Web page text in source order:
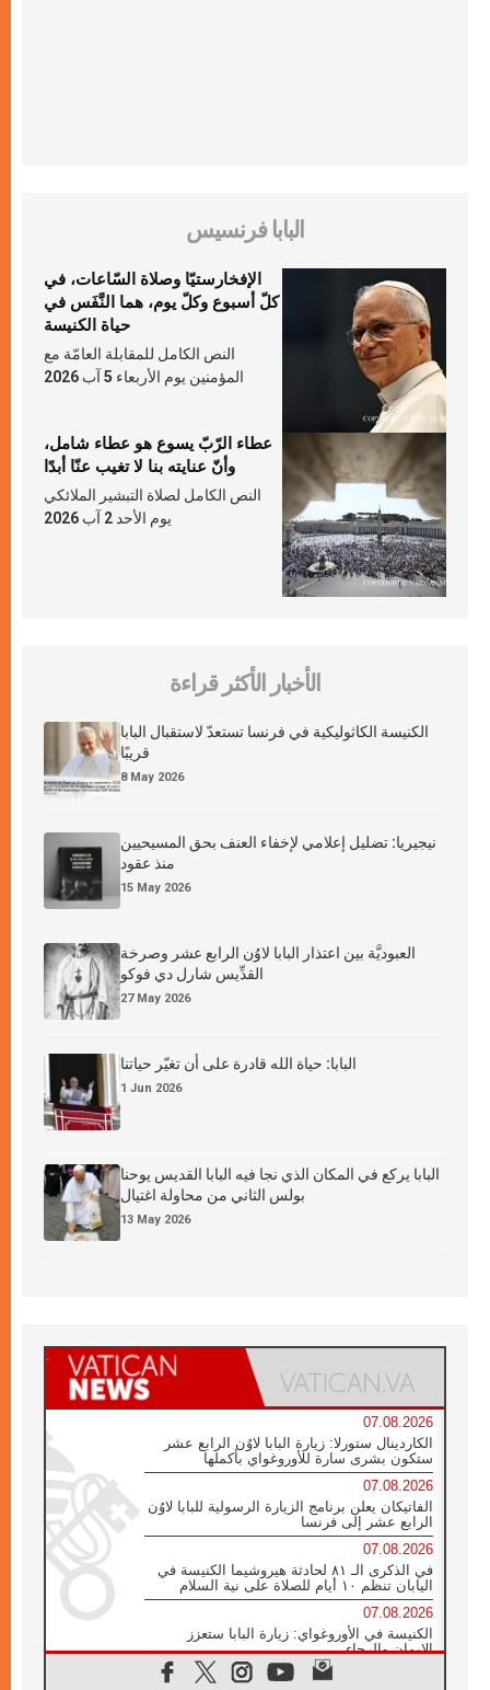
البابا فرنسيس
الإفخارستيّا وصلاة السّاعات، في
كلّ أسبوع وكلّ يوم، هما النَّفَس في
حياة الكنيسة
النص الكامل للمقابلة العامّة مع
المؤمنين يوم الأربعاء 5 آب 2026
عطاء الرّبّ يسوع هو عطاء شامل،
وأنّ عنايته بنا لا تغيب عنّا أبدًا
النص الكامل لصلاة التبشير الملائكي
يوم الأحد 2 آب 2026
الأخبار الأكثر قراءة
الكنيسة الكاثوليكية في فرنسا تستعدّ لاستقبال البابا
قريبًا
8 May 2026
نيجيريا: تضليل إعلامي لإخفاء العنف بحق المسيحيين
منذ عقود
15 May 2026
العبوديَّة بين اعتذار البابا لاوُن الرابع عشر وصرخة
القدِّيس شارل دي فوكو
27 May 2026
البابا: حياة الله قادرة على أن تغيّر حياتنا
1 Jun 2026
البابا يركع في المكان الذي نجا فيه البابا القديس يوحنا
بولس الثاني من محاولة اغتيال
13 May 2026
07.08.2026
الكاردينال ستورلا: زيارة البابا لاوُن الرابع عشر
ستكون بشرى سارة للأوروغواي بأكملها
07.08.2026
الفاتيكان يعلن برنامج الزيارة الرسولية للبابا لاوُن
الرابع عشر إلى فرنسا
07.08.2026
في الذكرى الـ ٨١ لحادثة هيروشيما الكنيسة في
اليابان تنظم ١٠ أيام للصلاة على نية السلام
07.08.2026
الكنيسة في الأوروغواي: زيارة البابا ستعزز
الإيمان والرجاء